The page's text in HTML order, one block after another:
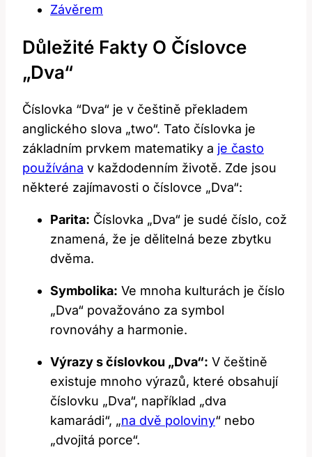
Závěrem
Důležité Fakty O Číslovce
„Dva“
Číslovka ‌“Dva“ je v ‌češtině⁤ překladem⁢
anglického slova⁢ „two“. ⁣Tato číslovka ‌je
základním prvkem matematiky a ​ je často
používána v každodenním životě. Zde jsou
některé zajímavosti‍ o číslovce „Dva“:
Parita: Číslovka „Dva“ je sudé číslo, ‌což⁤
znamená, že⁤ je⁣ dělitelná beze zbytku
dvěma.
Symbolika: Ve mnoha kulturách je číslo
„Dva“ považováno​ za ‍symbol
rovnováhy a ⁣harmonie.
Výrazy ‌s ⁣číslovkou „Dva“: V ​češtině
existuje mnoho výrazů,‍ které‍ obsahují
číslovku⁣ „Dva“, například „dva
kamarádi“, „na dvě poloviny“ nebo
„dvojitá porce“.